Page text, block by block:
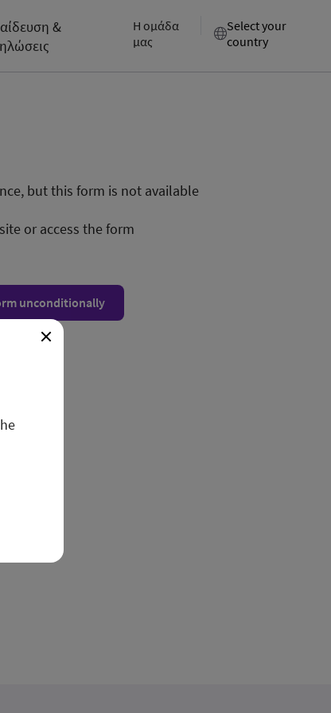
&
Η ομάδα
μας
Select your
country
but this form is not available
or access the form
unconditionally